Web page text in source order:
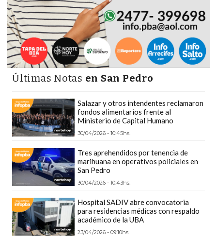
CREAR
TIENDA
ONLINE
GRATIS
SUPLEMENTOS
DEPORTIVOS
EN
DÓNDE
COMPRAR
PROTEÍNA,
Y
PRE
ENTRENO
ASESORAMIENTO
PROFESIONAL
QUÉ
Últimas Notas en San Pedro
Salazar y otros intendentes reclamaron
fondos alimentarios frente al
Ministerio de Capital Humano
30/04/2026 - 10:45hs.
Tres aprehendidos por tenencia de
marihuana en operativos policiales en
San Pedro
30/04/2026 - 10:43hs.
Hospital SADIV abre convocatoria
para residencias médicas con respaldo
académico de la UBA
23/04/2026 - 09:10hs.